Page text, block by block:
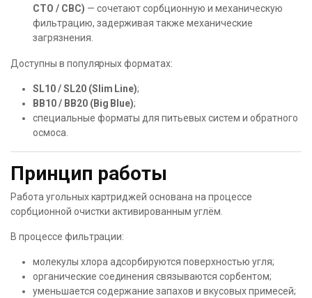
CTO / CBC) — сочетают сорбционную и механическую
фильтрацию, задерживая также механические
загрязнения.
Доступны в популярных форматах:
SL10 / SL20 (Slim Line);
BB10 / BB20 (Big Blue);
специальные форматы для питьевых систем и обратного
осмоса.
Принцип работы
Работа угольных картриджей основана на процессе
сорбционной очистки активированным углём.
В процессе фильтрации:
молекулы хлора адсорбируются поверхностью угля;
органические соединения связываются сорбентом;
уменьшается содержание запахов и вкусовых примесей;